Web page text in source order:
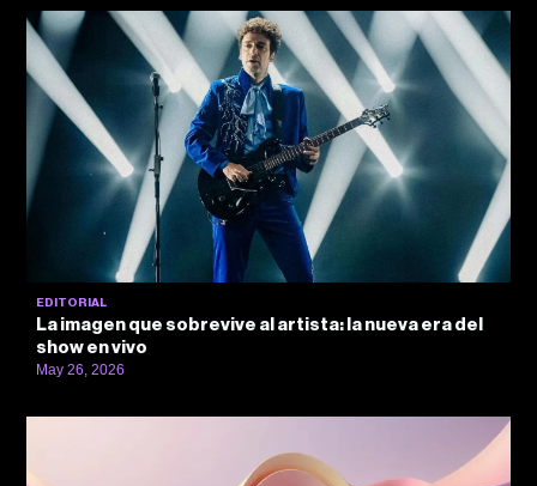
EDITORIAL
La imagen que sobrevive al artista: la nueva era del
show en vivo
May 26, 2026